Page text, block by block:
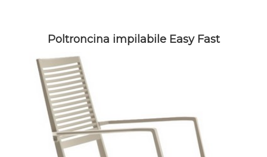
Poltroncina impilabile Easy Fast